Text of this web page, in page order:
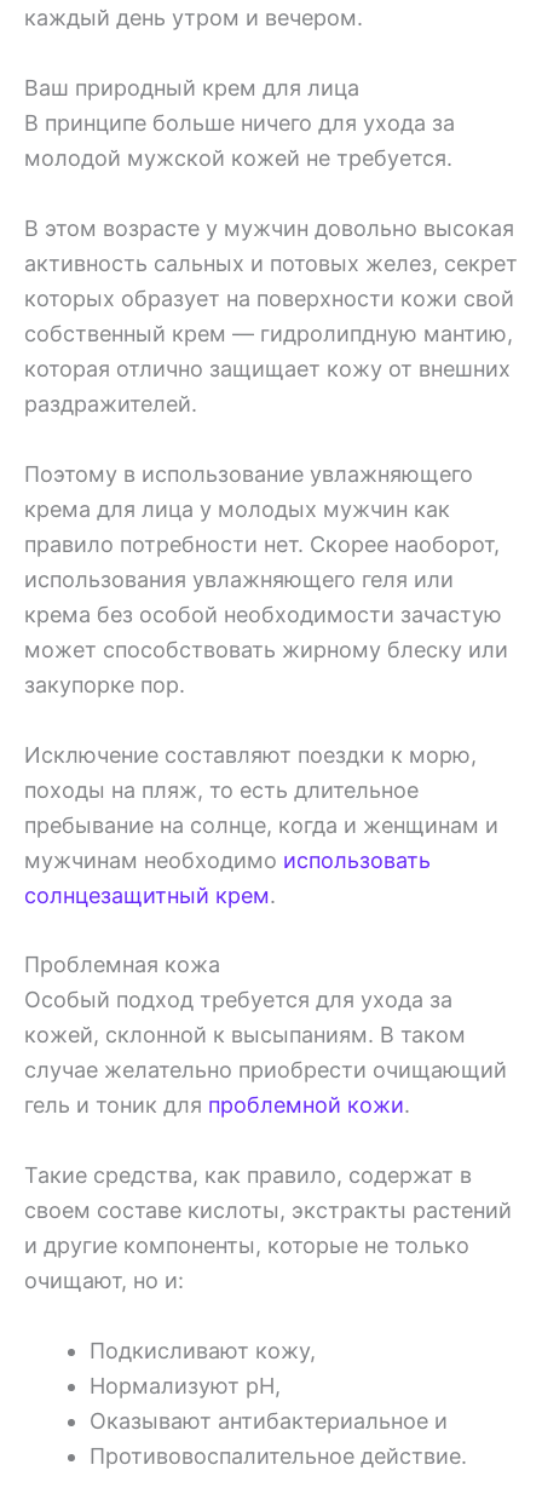
каждый день утром и вечером.
Ваш природный крем для лица
В принципе больше ничего для ухода за
молодой мужской кожей не требуется.
В этом возрасте у мужчин довольно высокая
активность сальных и потовых желез, секрет
которых образует на поверхности кожи свой
собственный крем — гидролипдную мантию,
которая отлично защищает кожу от внешних
раздражителей.
Поэтому в использование увлажняющего
крема для лица у молодых мужчин как
правило потребности нет. Скорее наоборот,
использования увлажняющего геля или
крема без особой необходимости зачастую
может способствовать жирному блеску или
закупорке пор.
Исключение составляют поездки к морю,
походы на пляж, то есть длительное
пребывание на солнце, когда и женщинам и
мужчинам необходимо использовать
солнцезащитный крем.
Проблемная кожа
Особый подход требуется для ухода за
кожей, склонной к высыпаниям. В таком
случае желательно приобрести очищающий
гель и тоник для проблемной кожи.
Такие средства, как правило, содержат в
своем составе кислоты, экстракты растений
и другие компоненты, которые не только
очищают, но и:
Подкисливают кожу,
Нормализуют pH,
Оказывают антибактериальное и
Противовоспалительное действие.